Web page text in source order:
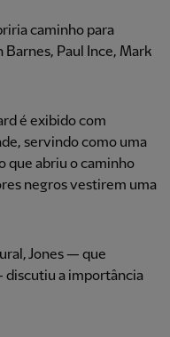
caminho para
Barnes, Paul Ince, Mark
é exibido com
servindo como uma
que abriu o caminho
negros vestirem uma
Jones — que
discutiu a importância